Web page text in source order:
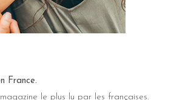
France.
le plus lu par les françaises.